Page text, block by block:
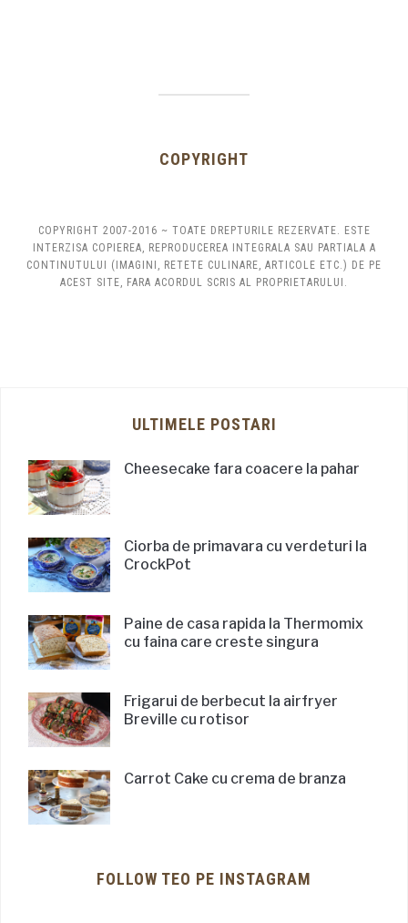
COPYRIGHT
COPYRIGHT 2007-2016 ~ TOATE DREPTURILE REZERVATE. ESTE
INTERZISA COPIEREA, REPRODUCEREA INTEGRALA SAU PARTIALA A
CONTINUTULUI (IMAGINI, RETETE CULINARE, ARTICOLE ETC.) DE PE
ACEST SITE, FARA ACORDUL SCRIS AL PROPRIETARULUI.
ULTIMELE POSTARI
Cheesecake fara coacere la pahar
Ciorba de primavara cu verdeturi la
CrockPot
Paine de casa rapida la Thermomix
cu faina care creste singura
Frigarui de berbecut la airfryer
Breville cu rotisor
Carrot Cake cu crema de branza
FOLLOW TEO PE INSTAGRAM